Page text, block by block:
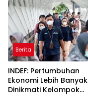
Berita
INDEF: Pertumbuhan
Ekonomi Lebih Banyak
Dinikmati Kelompok